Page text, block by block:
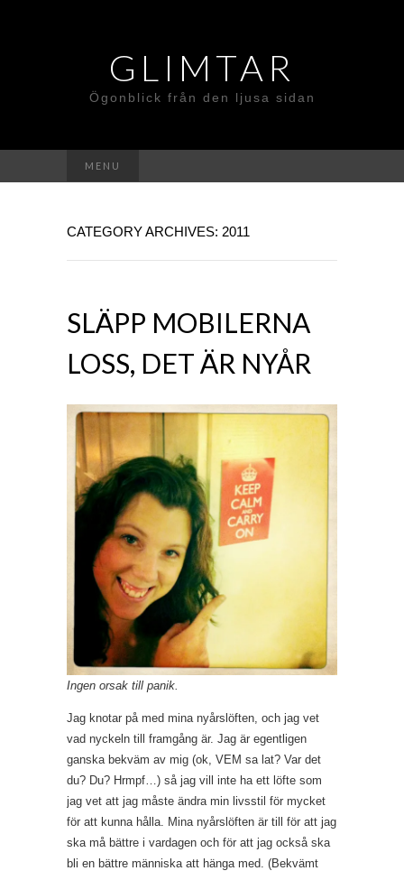
GLIMTAR
Ögonblick från den ljusa sidan
MENU
for:
CATEGORY ARCHIVES: 2011
SLÄPP MOBILERNA
LOSS, DET ÄR NYÅR
Ingen orsak till panik.
Jag knotar på med mina nyårslöften, och jag vet
vad nyckeln till framgång är. Jag är egentligen
ganska bekväm av mig (ok, VEM sa lat? Var det
du? Du? Hrmpf…) så jag vill inte ha ett löfte som
jag vet att jag måste ändra min livsstil för mycket
för att kunna hålla. Mina nyårslöften är till för att jag
ska må bättre i vardagen och för att jag också ska
bli en bättre människa att hänga med. (Bekvämt